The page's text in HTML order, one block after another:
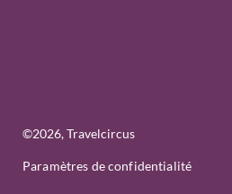
©2026, Travelcircus
Paramètres de confidentialité